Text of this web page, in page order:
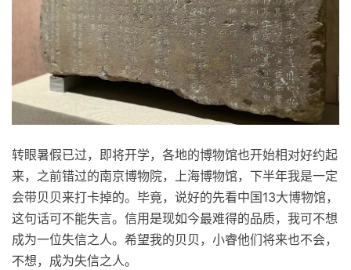
转眼暑假已过，即将开学，各地的博物馆也开始相对好约起
来，之前错过的南京博物院，上海博物馆，下半年我是一定
会带贝贝来打卡掉的。毕竟，说好的先看中国13大博物馆，
这句话可不能失言。信用是现如今最难得的品质，我可不想
成为一位失信之人。希望我的贝贝，小睿他们将来也不会，
不想，成为失信之人。